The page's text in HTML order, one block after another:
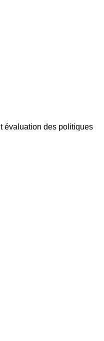
évaluation des politiques